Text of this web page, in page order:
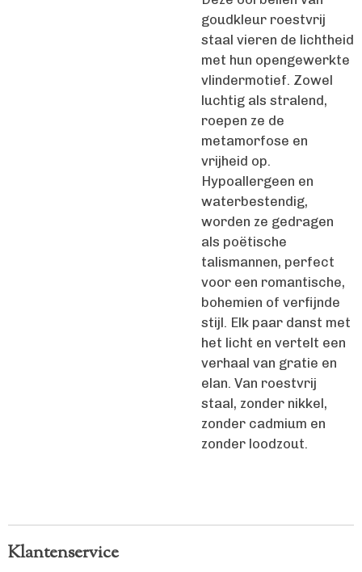
goudkleur roestvrij
staal vieren de lichtheid
met hun opengewerkte
vlindermotief. Zowel
luchtig als stralend,
roepen ze de
metamorfose en
vrijheid op.
Hypoallergeen en
waterbestendig,
worden ze gedragen
als poëtische
talismannen, perfect
voor een romantische,
bohemien of verfijnde
stijl. Elk paar danst met
het licht en vertelt een
verhaal van gratie en
elan. Van roestvrij
staal, zonder nikkel,
zonder cadmium en
zonder loodzout.
Klantenservice